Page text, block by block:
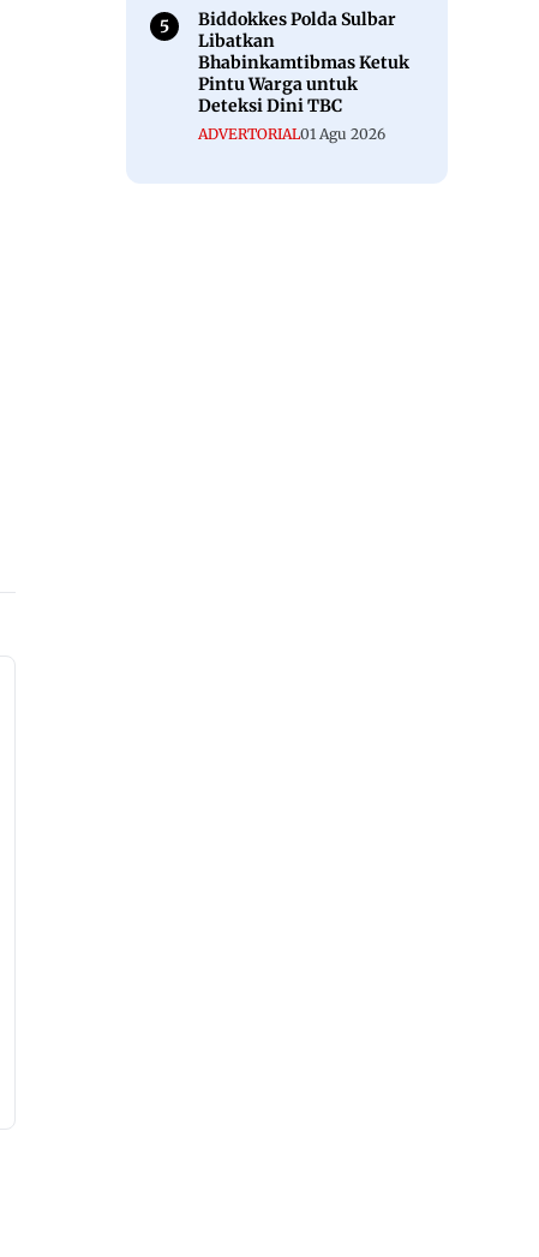
Biddokkes Polda Sulbar
Libatkan
Bhabinkamtibmas Ketuk
Pintu Warga untuk
Deteksi Dini TBC
ADVERTORIAL01 Agu 2026